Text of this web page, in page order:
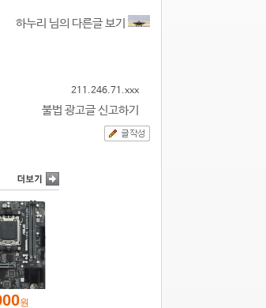
하누리 님의 다른글 보기
211.246.71.xxx
불법 광고글 신고하기